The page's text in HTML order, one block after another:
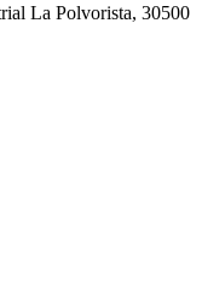
La Polvorista, 30500